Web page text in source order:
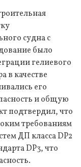
судна с
было
гелиевого
в качестве
его
и общую
подтвердил, что
требованиям
ДП класса DP2
DP3, что